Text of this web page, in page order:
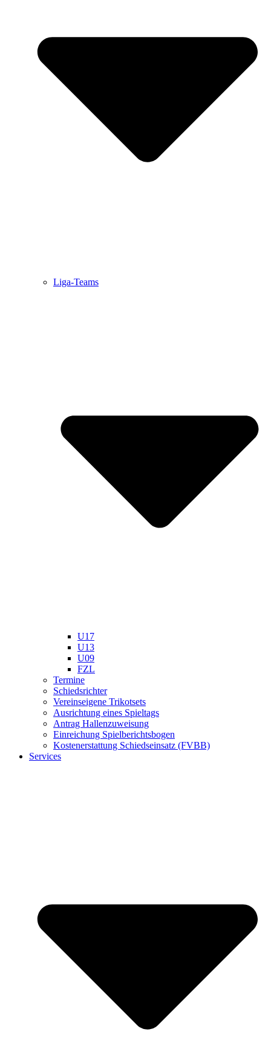
Liga-Teams
U17
U13
U09
FZL
Termine
Schiedsrichter
Vereinseigene Trikotsets
Ausrichtung eines Spieltags
Antrag Hallenzuweisung
Einreichung Spielberichtsbogen
Kostenerstattung Schiedseinsatz (FVBB)
Services